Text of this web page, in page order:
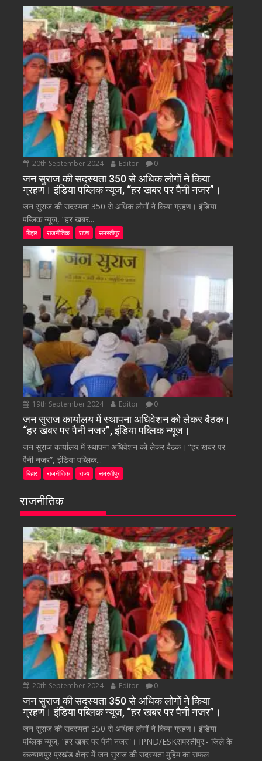
20th September 2024 Editor 0
जन सुराज की सदस्यता 350 से अधिक लोगों ने किया
ग्रहण। इंडिया पब्लिक न्यूज, “हर खबर पर पैनी नजर”।
जन सुराज की सदस्यता 350 से अधिक लोगों ने किया ग्रहण। इंडिया
पब्लिक न्यूज, “हर खबर...
बिहार राजनीतिक राज्य समस्तीपुर
19th September 2024 Editor 0
जन सुराज कार्यालय में स्थापना अधिवेशन को लेकर बैठक।
“हर खबर पर पैनी नजर”, इंडिया पब्लिक न्यूज।
जन सुराज कार्यालय में स्थापना अधिवेशन को लेकर बैठक। “हर खबर पर
पैनी नजर”, इंडिया पब्लिक...
बिहार राजनीतिक राज्य समस्तीपुर
राजनीतिक
20th September 2024 Editor 0
जन सुराज की सदस्यता 350 से अधिक लोगों ने किया
ग्रहण। इंडिया पब्लिक न्यूज, “हर खबर पर पैनी नजर”।
जन सुराज की सदस्यता 350 से अधिक लोगों ने किया ग्रहण। इंडिया
पब्लिक न्यूज, “हर खबर पर पैनी नजर”। IPND/ESKसमस्तीपुर:- जिले के
कल्याणपुर प्रखंड क्षेत्र में जन सुराज की सदस्यता मुहिम का सफल